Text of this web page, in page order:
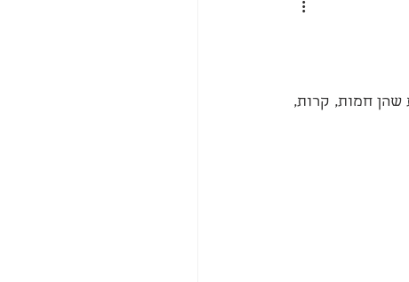
הן טעימות שהן חמות, קרות,